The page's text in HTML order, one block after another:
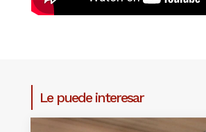
Le puede interesar